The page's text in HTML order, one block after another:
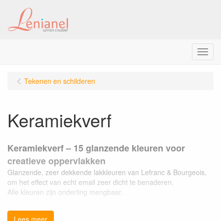
Menu
Tekenen en schilderen
Keramiekverf
Keramiekverf – 15 glanzende kleuren voor
creatieve oppervlakken
Glanzende, zeer dekkende lakkleuren van Lefranc & Bourgeois,
om het effect van echt email zeer dicht te benaderen.
Alle kleuren zijn onderling mengbaar.
Breng je keramiek, porselein, glas of metaal tot leven met deze
Lees meer